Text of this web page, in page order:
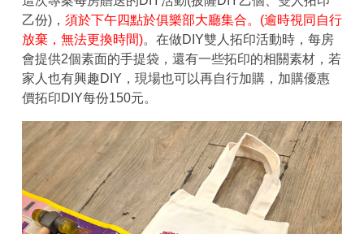
乙份)， 須於下午四點於俱樂部大廳集合。(逾時視同自行
放棄，無法更換時間)。在做DIY雙人拓印活動時，每房
會提供2個素面的手提袋，還有一些拓印的相關素材，若
家人也有興趣DIY，現場也可以再自行加購，加購優惠
價拓印DIY每份150元。